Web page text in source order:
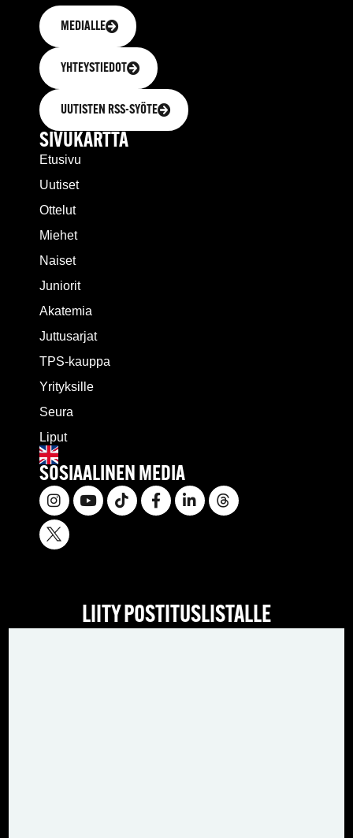
MEDIALLE
YHTEYSTIEDOT
UUTISTEN RSS-SYÖTE
SIVUKARTTA
Etusivu
Uutiset
Ottelut
Miehet
Naiset
Juniorit
Akatemia
Juttusarjat
TPS-kauppa
Yrityksille
Seura
Liput
SOSIAALINEN MEDIA
LIITY POSTITUSLISTALLE